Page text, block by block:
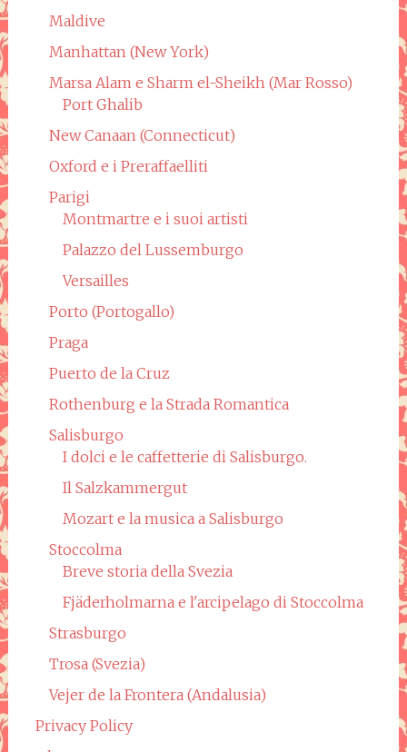
Maldive
Manhattan (New York)
Marsa Alam e Sharm el-Sheikh (Mar Rosso)
Port Ghalib
New Canaan (Connecticut)
Oxford e i Preraffaelliti
Parigi
Montmartre e i suoi artisti
Palazzo del Lussemburgo
Versailles
Porto (Portogallo)
Praga
Puerto de la Cruz
Rothenburg e la Strada Romantica
Salisburgo
I dolci e le caffetterie di Salisburgo.
Il Salzkammergut
Mozart e la musica a Salisburgo
Stoccolma
Breve storia della Svezia
Fjäderholmarna e l'arcipelago di Stoccolma
Strasburgo
Trosa (Svezia)
Vejer de la Frontera (Andalusia)
Privacy Policy